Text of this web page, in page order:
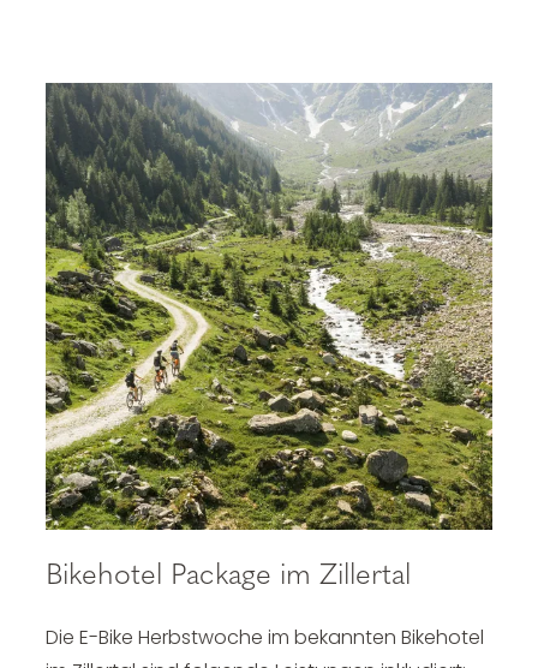
Bikehotel Package im Zillertal
Die E-Bike Herbstwoche im bekannten Bikehotel